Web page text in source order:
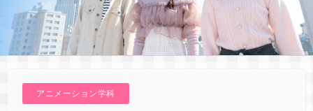
アニメーション学科